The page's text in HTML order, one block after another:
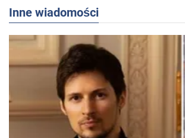
Inne wiadomości